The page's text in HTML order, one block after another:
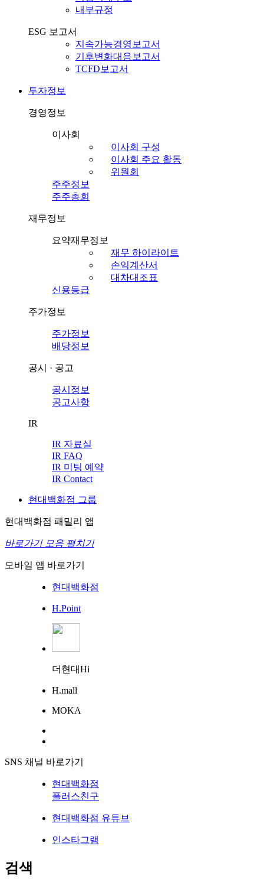
내부규정
ESG 보고서
지속가능경영보고서
기후변화대응보고서
TCFD보고서
투자정보
경영정보
이사회
이사회 구성
이사회 주요 활동
위원회
주주정보
주주총회
재무정보
요약재무정보
재무 하이라이트
손익계산서
대차대조표
신용등급
주가정보
주가정보
배당정보
공시 · 공고
공시정보
공고사항
IR
IR 자료실
IR FAQ
IR 미팅 예약
IR Contact
현대백화점 그룹
현대백화점 패밀리 앱
바로가기 모음 펼치기
모바일 앱 바로가기
현대백화점
H.Point
더현대Hi
H.mall
MOKA
SNS 채널 바로가기
현대백화점
플러스친구
현대백화점 유튜브
인스타그램
검색